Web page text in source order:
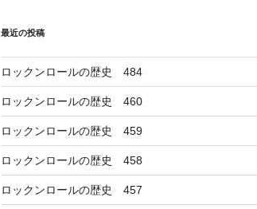
最近の投稿
ロックンロールの歴史 484
ロックンロールの歴史 460
ロックンロールの歴史 459
ロックンロールの歴史 458
ロックンロールの歴史 457